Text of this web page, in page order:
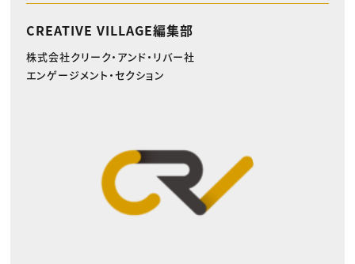
CREATIVE VILLAGE編集部
株式会社クリーク・アンド・リバー社
エンゲージメント・セクション